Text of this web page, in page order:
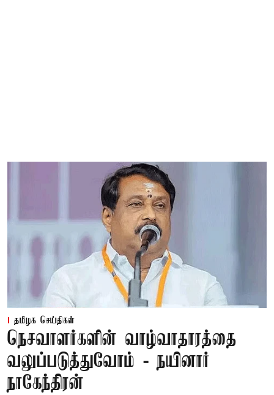
தமிழக செய்திகள்
நெசவாளர்களின் வாழ்வாதாரத்தை
வலுப்படுத்துவோம் - நயினார்
நாகேந்திரன்